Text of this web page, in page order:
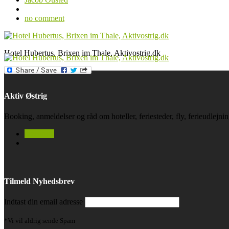
no comment
Hotel Hubertus, Brixen im Thale, Aktivostrig.dk
Aktiv Østrig
Booking, anmeldelser og råd om hoteller, feriesteder, fly,
Tilmeld Nyhedsbrev
Indtast din email adresse
*Vi vil aldrig sende Spam